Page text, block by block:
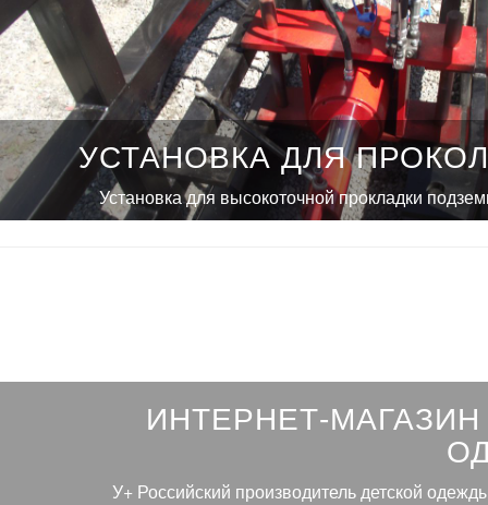
УСТАНОВКА ДЛЯ
Установка для высокоточной прокладки
ИНТЕРНЕТ-
У+ Российский производитель детской